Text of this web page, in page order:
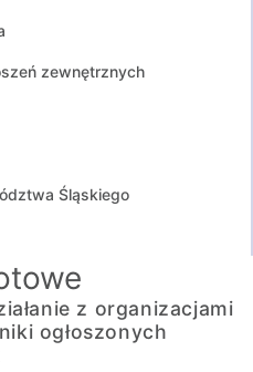
zewnętrznych
Śląskiego
z organizacjami
ogłoszonych